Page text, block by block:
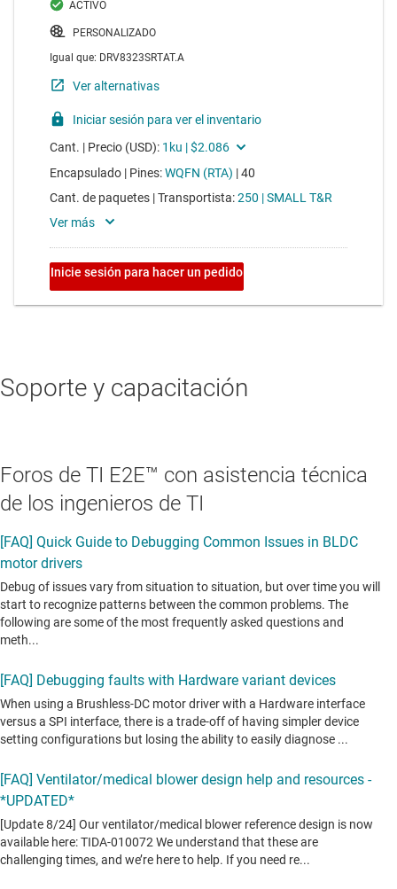
Soporte y capacitación
Foros de TI E2E™ con asistencia técnica
de los ingenieros de TI